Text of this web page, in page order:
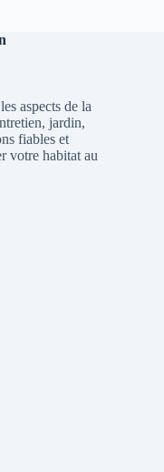
aspects de la
jardin,
fiables et
votre habitat au